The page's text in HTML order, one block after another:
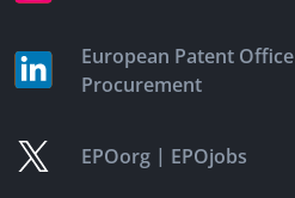
European Patent Office
Procurement
EPOorg | EPOjobs